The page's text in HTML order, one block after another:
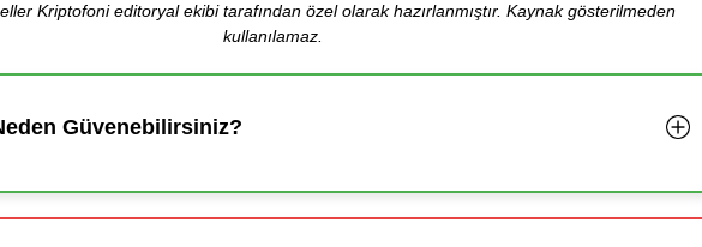
Kriptofoni editoryal ekibi tarafından özel olarak hazırlanmıştır. Kaynak gösterilmeden
kullanılamaz.
Güvenebilirsiniz?